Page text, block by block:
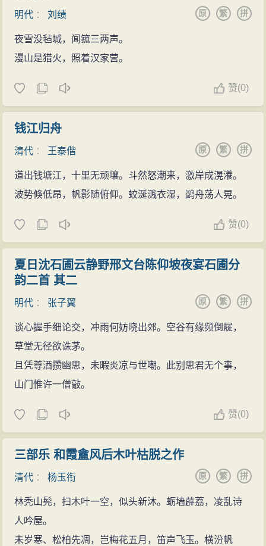
明代 ：刘绩 拼
繁
原
夜雪没毡城，闻箛三两声。
漫山是猎火，照着汉家营。
赞(0)
钱江归舟
清代 ： 王泰偕 拼
繁
原
道出钱塘江，十里无顽壤。斗然怒潮来，激岸成滉瀁。
波势倏低昂，帆影随俯仰。蛟涎溅衣湿，鹢舟荡人晃。
赞(0)
夏日沈石圃云静野邢文台陈仰坡夜宴石圃分
韵二首 其二
明代 ： 张子翼 拼
繁
原
谈心握手细论交，冲雨何妨晓出郊。空谷有缘频倒屣，
草堂无径欲诛茅。
且凭尊酒攒幽思，未暇炎凉与世嘲。此别思君无个事，
山门惟许一僧敲。
赞(0)
三部乐 和霞盦风后木叶枯脱之作
清代 ：杨玉衔 拼
繁
原
林秃山髡，扫木叶一空，似头新沐。蛎墙薜荔，凌乱诗
人吟屋。
未岁寒、松柏先凋，岂梅花五月，笛声飞玉。横汾帆